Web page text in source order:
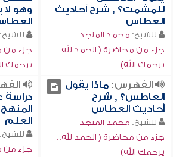
للمشمت؟ , شرح أحاديث
العطاس
للشيخ: محمد المنجد
جزء من محاضرة ( الحمد لله..
يرحمك الله)
وهو
للشيخ:
جزء من
يرحمك
الفهرس:ماذا يقول
العاطس؟ , شرح
أحاديث العطاس
للشيخ: محمد المنجد
جزء من محاضرة ( الحمد لله..
يرحمك الله)
دراسة
العلم
للشيخ:
جزء من